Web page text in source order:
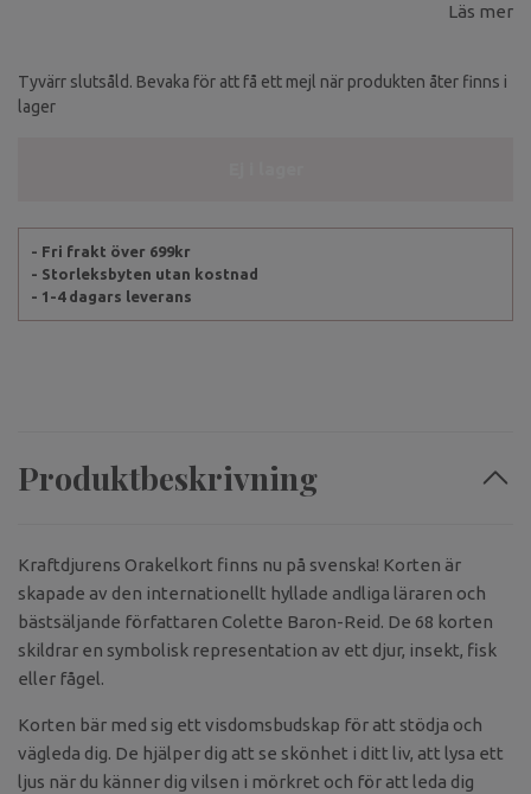
skildrar en symbolisk representation av ett djur, insekt, fisk
Läs mer
Tyvärr slutsåld. Bevaka för att få ett mejl när produkten åter finns i
lager
- Fri frakt över 699kr
- Storleksbyten utan kostnad
- 1-4 dagars leverans
Produktbeskrivning
Kraftdjurens Orakelkort finns nu på svenska! Korten är
skapade av den internationellt hyllade andliga läraren och
bästsäljande författaren Colette Baron-Reid. De 68 korten
skildrar en symbolisk representation av ett djur, insekt, fisk
eller fågel.
Korten bär med sig ett visdomsbudskap för att stödja och
vägleda dig. De hjälper dig att se skönhet i ditt liv, att lysa ett
ljus när du känner dig vilsen i mörkret och för att leda dig